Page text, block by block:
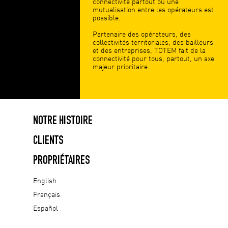
mutualisation entre les opérateurs est
possible.
Partenaire des opérateurs, des
collectivités territoriales, des bailleurs
et des entreprises, TOTEM fait de la
connectivité pour tous, partout, un axe
majeur prioritaire.
NOTRE HISTOIRE
CLIENTS
PROPRIÉTAIRES
English
Français
Español